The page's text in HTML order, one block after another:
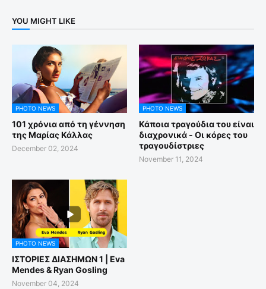
YOU MIGHT LIKE
PHOTO NEWS
101 χρόνια από τη γέννηση
της Μαρίας Κάλλας
December 02, 2024
PHOTO NEWS
Κάποια τραγούδια του είναι
διαχρονικά - Οι κόρες του
τραγουδίστριες
November 11, 2024
PHOTO NEWS
ΙΣΤΟΡΙΕΣ ΔΙΑΣΗΜΩΝ 1 | Eva
Mendes & Ryan Gosling
November 04, 2024